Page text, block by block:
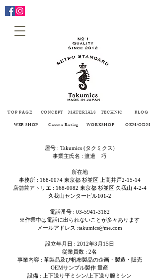
TOP PAGE CONCEPT MATERIALS TECHNIC
BLOG
WEB SHOP
Creema Rating WORKSHOP OEM/ODM
屋号 : Takumics (タクミクス)
事業主氏名 : 渡邊 巧
所在地
事務所 : 168-0074東京都 杉並区 上高井戸2-15-14
店舗兼アトリエ : 168-0082 東京都 杉並区 久我山 4-2-4
​久我山センタービル101-2
電話番号 : 03-5941-3182
※作業中は電話に出られないことが多々あります
メールアドレス :takumics@me.com
設立年月日 : 2012年3月15日
従業員数 : 2名
事業内容 : 革製品及び帆布製品の企画・製造・販売
OEMサンプル製作 量産
設備 : 上下送り平ミシン/上下送り腕ミシン